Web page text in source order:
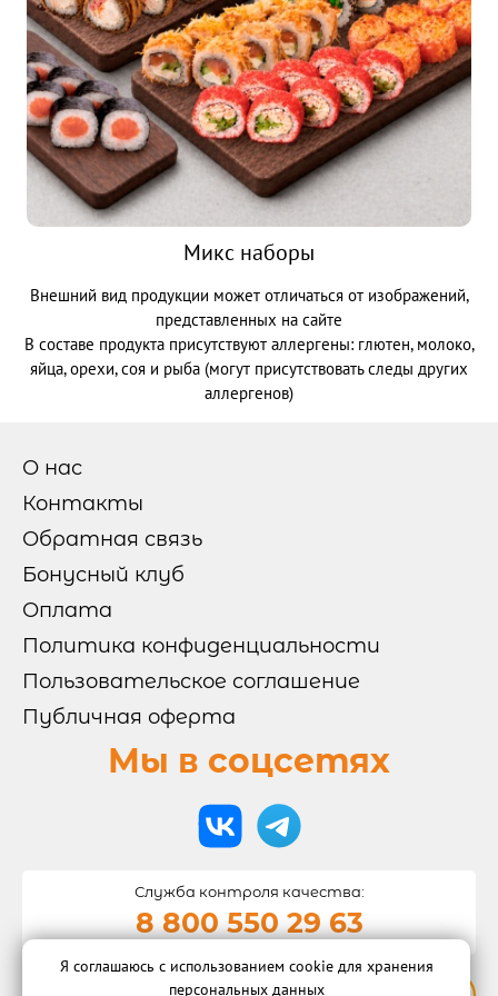
ОНИГИРИ
НАПИТКИ
ТОППИНГИ
ОТЗЫВЫ
КОНТАКТЫ
АКЦИИ
ИНФОРМАЦИЯ
УСЛОВИЯ ДОСТАВКИ
КЭШБЭК
ВАКАНСИИ
ПОЛИТИКА
КОНФИДЕНЦИАЛЬНОСТИ
ПОЛЬЗОВАТЕЛЬСКОЕ
ПУБЛИЧНАЯ ОФЕРТА
ФРАНШИЗА
Микс наборы
Внешний вид продукции может отличаться от изображений,
представленных на сайте
В составе продукта присутствуют аллергены: глютен, молоко,
яйца, орехи, соя и рыба (могут присутствовать следы других
аллергенов)
О нас
Контакты
Обратная связь
Бонусный клуб
Оплата
Политика конфиденциальности
Пользовательское соглашение
Публичная оферта
Мы в соцсетях
Служба контроля качества:
8 800 550 29 63
© 2015-2026 "Суши-бар Тунец"
Я соглашаюсь с использованием cookie для хранения
персональных данных